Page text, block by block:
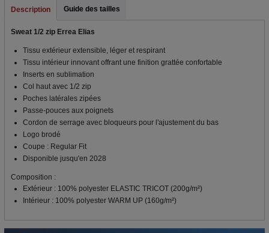
Description Guide des tailles
Sweat 1/2 zip Errea Elias
Tissu extérieur extensible, léger et respirant
Tissu intérieur innovant offrant une finition grattée confortable
Inserts en sublimation
Col haut avec 1/2 zip
Poches latérales zipées
Passe-pouces aux poignets
Cordon de serrage avec bloqueurs pour l'ajustement du bas
Logo brodé
Coupe : Regular Fit
Disponible jusqu'en 2028
Composition :
Extérieur : 100% polyester ELASTIC TRICOT (200g/m²)
Intérieur : 100% polyester WARM UP (160g/m²)